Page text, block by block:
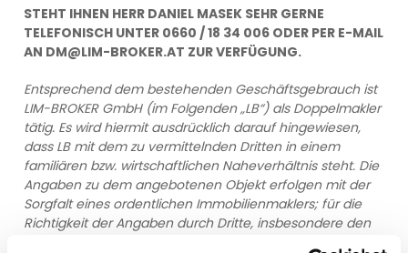
STEHT IHNEN HERR DANIEL MASEK SEHR GERNE
TELEFONISCH UNTER 0660 / 18 34 006 ODER PER E-MAIL
AN DM@LIM-BROKER.AT ZUR VERFÜGUNG.
Entsprechend dem bestehenden Geschäftsgebrauch ist
LIM-BROKER GmbH (im Folgenden „LB“) als Doppelmakler
tätig. Es wird hiermit ausdrücklich darauf hingewiesen,
dass LB mit dem zu vermittelnden Dritten in einem
familiären bzw. wirtschaftlichen Naheverhältnis steht. Die
Angaben zu dem angebotenen Objekt erfolgen mit der
Sorgfalt eines ordentlichen Immobilienmaklers; für die
Richtigkeit der Angaben durch Dritte, insbesondere den